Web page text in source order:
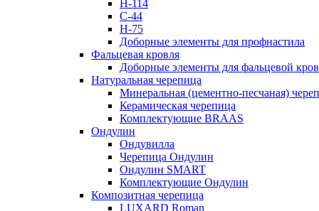
Н-114
С-44
Н-75
Доборные элементы для профнастила
Фальцевая кровля
Доборные элементы для фальцевой
Натуральная черепица
Минеральная (цементно-песчаная)
Керамическая черепица
Комплектующие BRAAS
Ондулин
Ондувилла
Черепица Ондулин
Ондулин SMART
Комплектующие Ондулин
Композитная черепица
LUXARD Roman